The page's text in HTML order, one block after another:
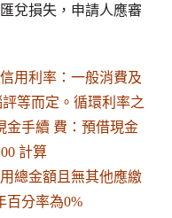
兌損失，申請人應審
用利率：一般消費及
等而定。循環利率之
金手續 費：預借現金
計算
總金額且無其他應繳
百分率為0%